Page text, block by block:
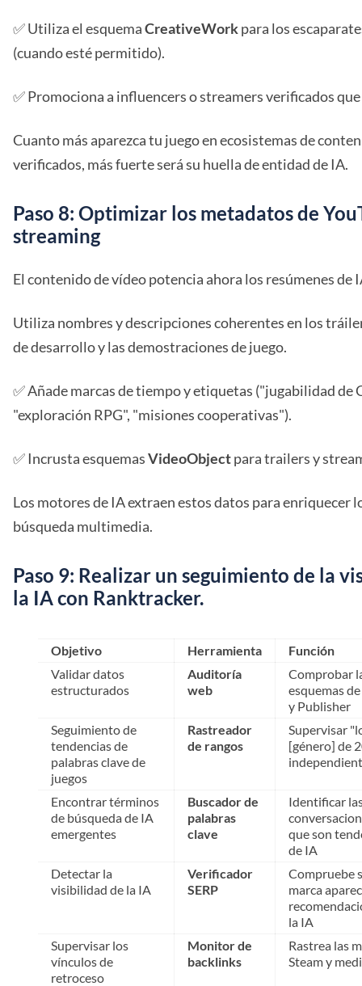
✅ Utiliza el esquemaCreativeWorkpara los
(cuando esté permitido).
✅ Promociona a influencers o streamers verificados
Cuanto más aparezca tu juego en ecosistemas de
verificados, más fuerte será su huella de entidad de IA.
Paso 8: Optimizar los metadatos de
streaming
El contenido de vídeo potencia ahora los resúmenes de
Utiliza nombres y descripciones coherentes en los
de desarrollo y las demostraciones de juego.
✅ Añade marcas de tiempo y etiquetas ("jugabilidad de
"exploración RPG", "misiones cooperativas").
✅ Incrusta esquemasVideoObjectpara trailers y
Los motores de IA extraen estos datos para enriquecer
búsqueda multimedia.
Paso 9: Realizar un seguimiento de la
la IA con Ranktracker.
Objetivo Herramienta
Función
Validar datos
estructurados
Auditoría
web
Comprobar
esquemas
y Publisher
Seguimiento de
tendencias de
palabras clave de
juegos
Rastreador
de rangos
Supervisar
[género] de
Encontrar términos
de búsqueda de IA
emergentes
Buscador de
palabras
clave
Identificar
que son
de IA
Detectar la
visibilidad de la IA
Verificador
SERP
Compruebe
marca
la IA
Supervisar los
vínculos de
retroceso
Monitor de
backlinks
Rastrea las
Steam y